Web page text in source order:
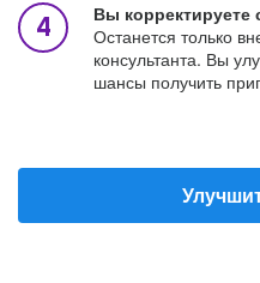
Вы корректируете
Останется только
консультанта. Вы
шансы получить